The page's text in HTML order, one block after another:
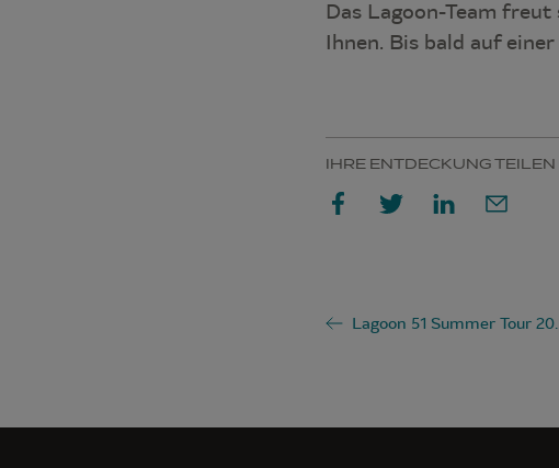
Das Lagoon-Team
Ihnen. Bis bald auf einer
IHRE ENTDECKUNG TEILEN
Lagoon 51